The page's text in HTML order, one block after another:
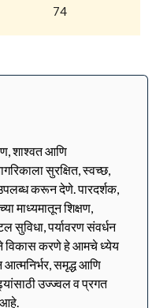
74
शाश्वत आणि
सुरक्षित, स्वच्छ,
करून देणे. पारदर्शक,
माध्यमातून शिक्षण,
सुविधा, पर्यावरण संवर्धन
विकास करणे हे आमचे ध्येय
समृद्ध आणि
उज्ज्वल व प्रगत
आहे.